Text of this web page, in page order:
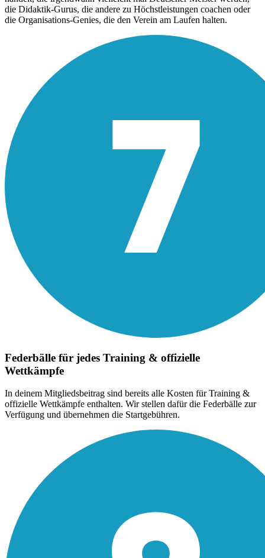
die Didaktik-Gurus, die andere zu Höchstleistungen coachen oder
die Organisations-Genies, die den Verein am Laufen halten.
Federbälle für jedes Training & offizielle
Wettkämpfe
In deinem Mitgliedsbeitrag sind bereits alle Kosten für Training &
offizielle Wettkämpfe enthalten. Wir stellen dafür die Federbälle zur
Verfügung und übernehmen die Startgebühren.